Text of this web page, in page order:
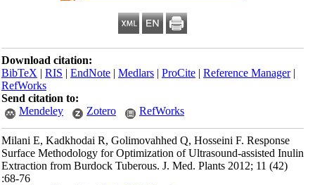
Download citation:
BibTeX|RIS|EndNote|Medlars|ProCite|Reference Manager
RefWorks
Send citation to:
Mendeley
Zotero RefWorks
Milani E, Kadkhodai R, Golimovahhed Q, Hosseini F. Response
Surface Methodology for Optimization of Ultrasound-assisted
Extraction from Burdock Tuberous. J. Med. Plants 2012; 11 (42)
:68-76